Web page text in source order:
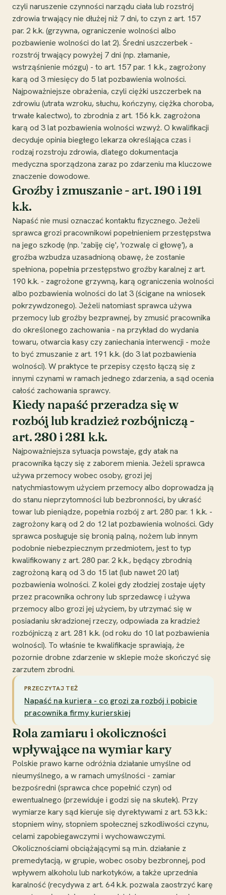
czyli naruszenie czynności narządu ciała lub rozstrój
zdrowia trwający nie dłużej niż 7 dni, to czyn z art. 157
par. 2 k.k. (grzywna, ograniczenie wolności albo
pozbawienie wolności do lat 2). Średni uszczerbek -
rozstrój trwający powyżej 7 dni (np. złamanie,
wstrząśnienie mózgu) - to art. 157 par. 1 k.k., zagrożony
karą od 3 miesięcy do 5 lat pozbawienia wolności.
Najpoważniejsze obrażenia, czyli ciężki uszczerbek na
zdrowiu (utrata wzroku, słuchu, kończyny, ciężka choroba,
trwałe kalectwo), to zbrodnia z art. 156 k.k. zagrożona
karą od 3 lat pozbawienia wolności wzwyż. O kwalifikacji
decyduje opinia biegłego lekarza określająca czas i
rodzaj rozstroju zdrowia, dlatego dokumentacja
medyczna sporządzona zaraz po zdarzeniu ma kluczowe
znaczenie dowodowe.
Groźby i zmuszanie - art. 190 i 191
k.k.
Napaść nie musi oznaczać kontaktu fizycznego. Jeżeli
sprawca grozi pracownikowi popełnieniem przestępstwa
na jego szkodę (np. 'zabiję cię', 'rozwalę ci głowę'), a
groźba wzbudza uzasadnioną obawę, że zostanie
spełniona, popełnia przestępstwo groźby karalnej z art.
190 k.k. - zagrożone grzywną, karą ograniczenia wolności
albo pozbawienia wolności do lat 3 (ścigane na wniosek
pokrzywdzonego). Jeżeli natomiast sprawca używa
przemocy lub groźby bezprawnej, by zmusić pracownika
do określonego zachowania - na przykład do wydania
towaru, otwarcia kasy czy zaniechania interwencji - może
to być zmuszanie z art. 191 k.k. (do 3 lat pozbawienia
wolności). W praktyce te przepisy często łączą się z
innymi czynami w ramach jednego zdarzenia, a sąd ocenia
całość zachowania sprawcy.
Kiedy napaść przeradza się w
rozbój lub kradzież rozbójniczą -
art. 280 i 281 k.k.
Najpoważniejsza sytuacja powstaje, gdy atak na
pracownika łączy się z zaborem mienia. Jeżeli sprawca
używa przemocy wobec osoby, grozi jej
natychmiastowym użyciem przemocy albo doprowadza ją
do stanu nieprzytomności lub bezbronności, by ukraść
towar lub pieniądze, popełnia rozbój z art. 280 par. 1 k.k. -
zagrożony karą od 2 do 12 lat pozbawienia wolności. Gdy
sprawca posługuje się bronią palną, nożem lub innym
podobnie niebezpiecznym przedmiotem, jest to typ
kwalifikowany z art. 280 par. 2 k.k., będący zbrodnią
zagrożoną karą od 3 do 15 lat (lub nawet 20 lat)
pozbawienia wolności. Z kolei gdy złodziej zostaje ujęty
przez pracownika ochrony lub sprzedawcę i używa
przemocy albo grozi jej użyciem, by utrzymać się w
posiadaniu skradzionej rzeczy, odpowiada za kradzież
rozbójniczą z art. 281 k.k. (od roku do 10 lat pozbawienia
wolności). To właśnie te kwalifikacje sprawiają, że
pozornie drobne zdarzenie w sklepie może skończyć się
zarzutem zbrodni.
PRZECZYTAJ TEŻ
Napaść na kuriera - co grozi za rozbój i pobicie
pracownika firmy kurierskiej
Rola zamiaru i okoliczności
wpływające na wymiar kary
Polskie prawo karne odróżnia działanie umyślne od
nieumyślnego, a w ramach umyślności - zamiar
bezpośredni (sprawca chce popełnić czyn) od
ewentualnego (przewiduje i godzi się na skutek). Przy
wymiarze kary sąd kieruje się dyrektywami z art. 53 k.k.:
stopniem winy, stopniem społecznej szkodliwości czynu,
celami zapobiegawczymi i wychowawczymi.
Okolicznościami obciążającymi są m.in. działanie z
premedytacją, w grupie, wobec osoby bezbronnej, pod
wpływem alkoholu lub narkotyków, a także uprzednia
karalność (recydywa z art. 64 k.k. pozwala zaostrzyć karę